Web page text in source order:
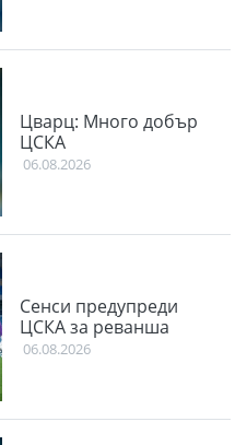
Цварц: Много добър
ЦСКА
06.08.2026
Сенси предупреди
ЦСКА за реванша
06.08.2026